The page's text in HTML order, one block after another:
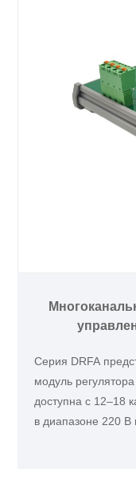
Серия DRFA
модуль
доступна с 12–18
в диапазоне 220 В